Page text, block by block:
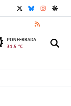
X BLUESKY
RSS
PONFERRADA
31.5 °C